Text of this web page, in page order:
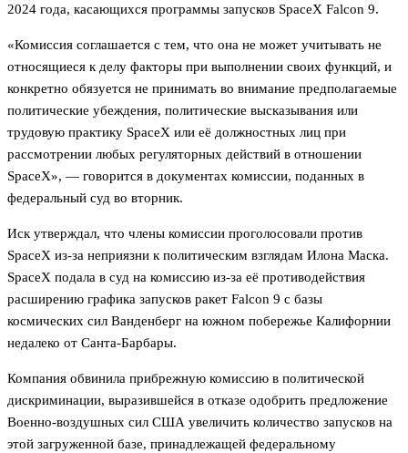
2024 года, касающихся программы запусков SpaceX Falcon 9.
«Комиссия соглашается с тем, что она не может учитывать не
относящиеся к делу факторы при выполнении своих функций, и
конкретно обязуется не принимать во внимание предполагаемые
политические убеждения, политические высказывания или
трудовую практику SpaceX или её должностных лиц при
рассмотрении любых регуляторных действий в отношении
SpaceX», — говорится в документах комиссии, поданных в
федеральный суд во вторник.
Иск утверждал, что члены комиссии проголосовали против
SpaceX из-за неприязни к политическим взглядам Илона Маска.
SpaceX подала в суд на комиссию из-за её противодействия
расширению графика запусков ракет Falcon 9 с базы
космических сил Ванденберг на южном побережье Калифорнии
недалеко от Санта-Барбары.
Компания обвинила прибрежную комиссию в политической
дискриминации, выразившейся в отказе одобрить предложение
Военно-воздушных сил США увеличить количество запусков на
этой загруженной базе, принадлежащей федеральному